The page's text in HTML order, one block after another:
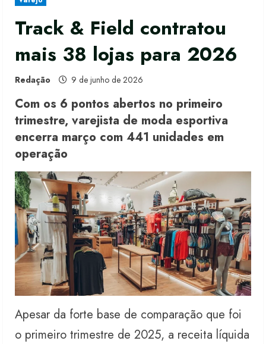
Track & Field contratou
mais 38 lojas para 2026
Redação 9 de junho de 2026
Com os 6 pontos abertos no primeiro
trimestre, varejista de moda esportiva
encerra março com 441 unidades em
operação
Apesar da forte base de comparação que foi
o primeiro trimestre de 2025, a receita líquida